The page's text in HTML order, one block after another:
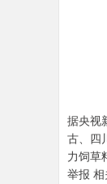
据央视
古、四
力饲草
举报